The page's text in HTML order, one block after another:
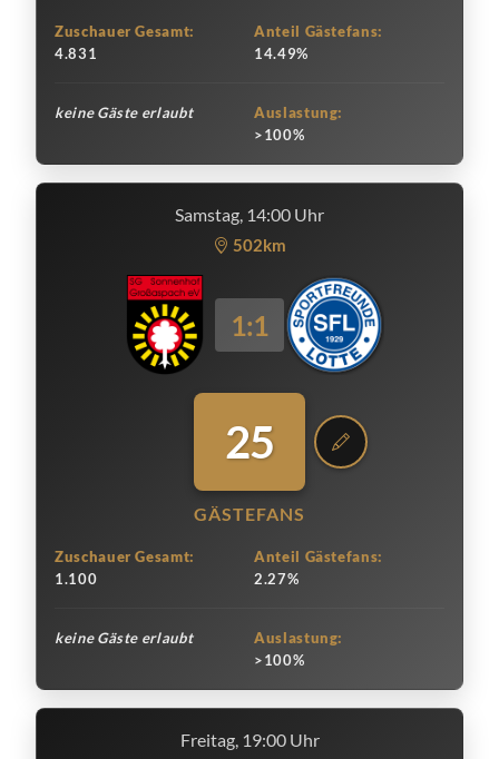
Zuschauer Gesamt:
4.831
Anteil Gästefans:
14.49%
keine Gäste erlaubt
Auslastung:
>100%
Samstag, 14:00 Uhr
502km
1:1
25
GÄSTEFANS
Zuschauer Gesamt:
1.100
Anteil Gästefans:
2.27%
keine Gäste erlaubt
Auslastung:
>100%
Freitag, 19:00 Uhr